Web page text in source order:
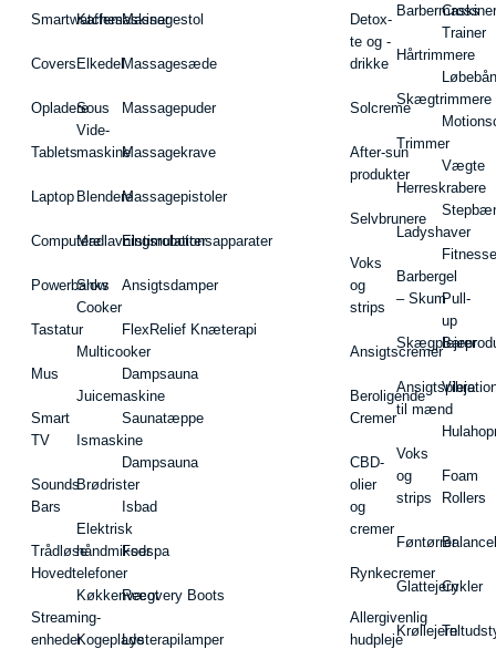
Smartwatches
Covers
Opladere
Tablets
Laptop
Computere
Powerbanks
Tastatur
Mus
Smart
TV
Sounds
Bars
Trådløse
Hovedtelefoner
Streaming-
enheder
Kaffemaskiner
Elkedel
Sous
Vide-
maskine
Blendere
Madlavningsrobotter
Slow
Cooker
Multicooker
Juicemaskine
Ismaskine
Brødrister
Elektrisk
håndmikser
Køkkenvægt
Kogeplade
Massagestol
Massagesæde
Massagepuder
Massagekrave
Massagepistoler
Elstimulationsapparater
Ansigtsdamper
FlexRelief Knæterapi
Dampsauna
Saunatæppe
Dampsauna
Isbad
Fodspa
Recovery Boots
Lysterapilamper
Detox-
te og -
drikke
Solcreme
After-sun
produkter
Selvbrunere
Voks
og
strips
Ansigtscremer
Beroligende
Cremer
CBD-
olier
og
cremer
Rynkecremer
Allergivenlig
hudpleje
Hårtrimmere
Skægtrimmere
Trimmer
Herreskrabere
Ladyshaver
Barbergel
– Skum
Ansigtspleje
til mænd
Voks
og
strips
Føntørrer
Glattejern
Krøllejern
Cross
Trainer
Vægte
Pull-
up
Barer
Foam
Rollers
Cykler